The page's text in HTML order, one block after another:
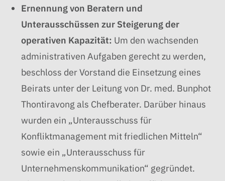
Ernennung von Beratern und
Unterausschüssen zur Steigerung der
operativen Kapazität: Um den wachsenden
administrativen Aufgaben gerecht zu werden,
beschloss der Vorstand die Einsetzung eines
Beirats unter der Leitung von Dr. med. Bunphot
Thontiravong als Chefberater. Darüber hinaus
wurden ein „Unterausschuss für
Konfliktmanagement mit friedlichen Mitteln“
sowie ein „Unterausschuss für
Unternehmenskommunikation“ gegründet.